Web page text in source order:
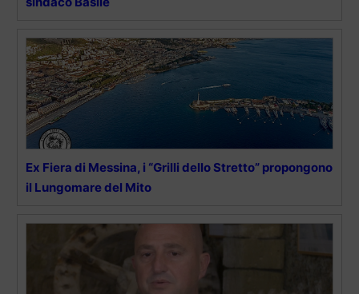
Ex Fiera di Messina, i “Grilli dello Stretto” propongono
il Lungomare del Mito